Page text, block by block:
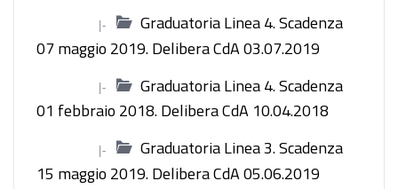
|-
Graduatoria Linea 4. Scadenza
07 maggio 2019. Delibera CdA 03.07.2019
|-
Graduatoria Linea 4. Scadenza
01 febbraio 2018. Delibera CdA 10.04.2018
|-
Graduatoria Linea 3. Scadenza
15 maggio 2019. Delibera CdA 05.06.2019